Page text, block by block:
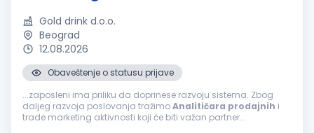
Gold drink d.o.o.
Beograd
12.08.2026
Obaveštenje o statusu prijave
...zaposleni ima priliku da doprinese razvoju sistema. Zbog
daljeg razvoja poslovanja tražimoAnalitičara prodajnih i
trade marketing aktivnosti koji će biti važan partner